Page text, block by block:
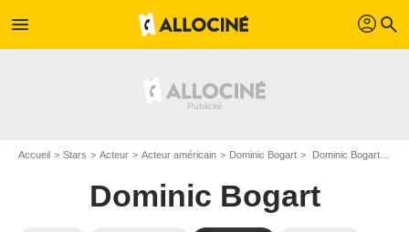
menu profil search
Accueil Stars Acteur Acteur américain Dominic Bogart Dominic Bogart : Films et séries online
Dominic Bogart